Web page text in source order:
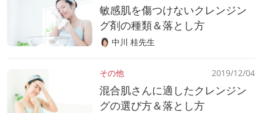
敏感肌を傷つけないクレンジン
グ剤の種類＆落とし方
中川 桂先生
その他 2019/12/04
混合肌さんに適したクレンジン
グの選び方＆落とし方